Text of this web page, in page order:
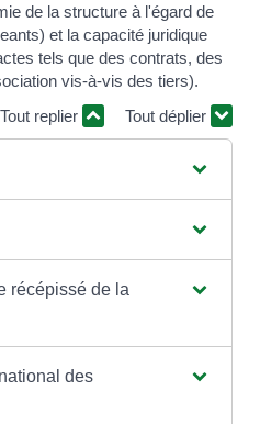
de la structure à l'égard de
et la capacité juridique
tels que des contrats, des
vis-à-vis des tiers).
Tout replier
Tout déplier
récépissé de la
des